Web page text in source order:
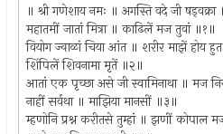
॥ श्री गणेशाय नमः ॥ अगस्ति वदे जी षड्‍वक्रा
महातमीं जातां मित्रा ॥ काढिलें मज तुवां ॥१॥
वियोग ज्वाळां चिया आंत ॥ शरीर माझें होय
शिंपिलें शिवनामा मृतें ॥२॥
आतां एक पृच्छा असे जी स्वामिनाथा ॥ मज
नाहीं सर्वथा ॥ माझिया मानसीं ॥३॥
म्हणोनि प्रश्न करीतसे तुम्हां ॥ झणीं कोपाल